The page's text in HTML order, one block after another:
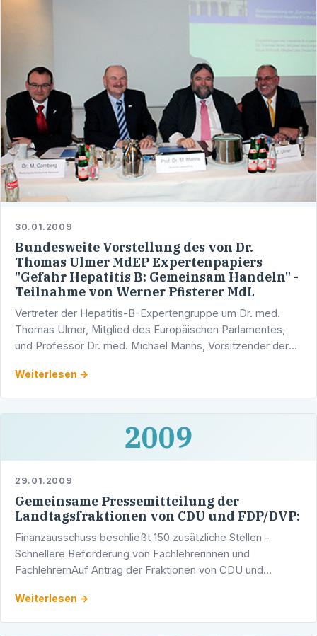
30.01.2009
Bundesweite Vorstellung des von Dr.
Thomas Ulmer MdEP Expertenpapiers
"Gefahr Hepatitis B: Gemeinsam Handeln" -
Teilnahme von Werner Pfisterer MdL
Vertreter der Hepatitis-B-Expertengruppe um Dr. med.
Thomas Ulmer, Mitglied des Europäischen Parlamentes,
und Professor Dr. med. Michael Manns, Vorsitzender der
Weiterlesen →
2009
29.01.2009
Gemeinsame Pressemitteilung der
Landtagsfraktionen von CDU und FDP/DVP:
Finanzausschuss beschließt 150 zusätzliche Stellen -
Schnellere Beförderung von Fachlehrerinnen und
FachlehrernAuf Antrag der Fraktionen von CDU und
beschlossen, dass weitere …
Weiterlesen →